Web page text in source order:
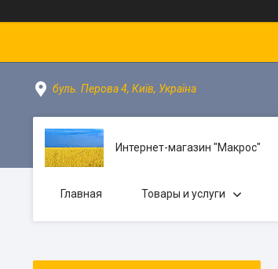
буль. Перова 4, Київ, Україна
Интернет-магазин "Макрос"
Главная Товары и услуги